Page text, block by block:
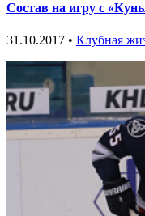
Состав на игру с
31.10.2017 • Клубная